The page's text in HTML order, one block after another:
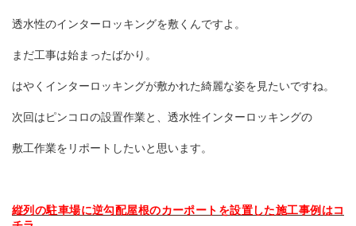
透水性のインターロッキングを敷くんですよ。
まだ工事は始まったばかり。
はやくインターロッキングが敷かれた綺麗な姿を見たいですね。
次回はピンコロの設置作業と、透水性インターロッキングの
敷工作業をリポートしたいと思います。
縦列の駐車場に逆勾配屋根のカーポートを設置した施工事例はコ